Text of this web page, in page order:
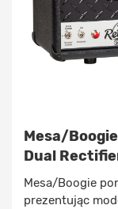
Mesa/
Dual
Mesa/Boogie
prezentując